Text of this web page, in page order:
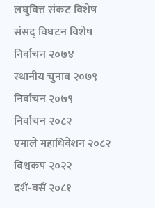
लघुवित्त संकट विशेष
संसद् विघटन विशेष
निर्वाचन २०७४
स्थानीय चुनाव २०७९
निर्वाचन २०७९
निर्वाचन २०८२
एमाले महाधिवेशन २०८२
विश्वकप २०२२
दशैं-बसैं २०८१